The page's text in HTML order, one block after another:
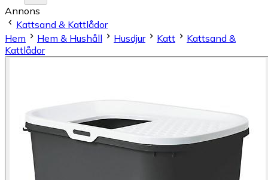
Annons
Kattsand & Kattlådor
Hem
Hem & Hushåll Husdjur Katt
Kattsand &
Kattlådor